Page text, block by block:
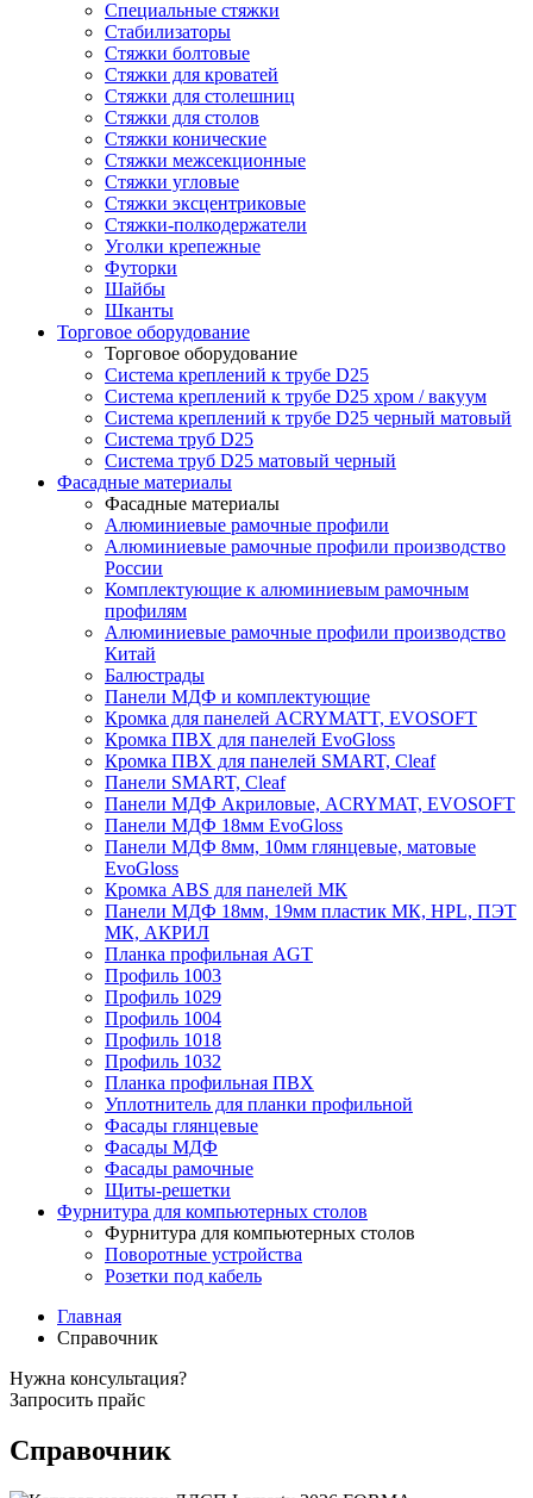
Специальные стяжки
Стабилизаторы
Стяжки болтовые
Стяжки для кроватей
Стяжки для столешниц
Стяжки для столов
Стяжки конические
Стяжки межсекционные
Стяжки угловые
Стяжки эксцентриковые
Стяжки-полкодержатели
Уголки крепежные
Футорки
Шайбы
Шканты
Торговое оборудование
Торговое оборудование
Система креплений к трубе D25
Система креплений к трубе D25 хром / вакуум
Система креплений к трубе D25 черный матовый
Система труб D25
Система труб D25 матовый черный
Фасадные материалы
Фасадные материалы
Алюминиевые рамочные профили
Алюминиевые рамочные профили производство
России
Комплектующие к алюминиевым рамочным
профилям
Алюминиевые рамочные профили производство
Китай
Балюстрады
Панели МДФ и комплектующие
Кромка для панелей ACRYMATT, EVOSOFT
Кромка ПВХ для панелей EvoGloss
Кромка ПВХ для панелей SMART, Cleaf
Панели SMART, Cleaf
Панели МДФ Акриловые, ACRYMAT, EVOSOFT
Панели МДФ 18мм EvoGloss
Панели МДФ 8мм, 10мм глянцевые, матовые
EvoGloss
Кромка ABS для панелей МК
Панели МДФ 18мм, 19мм пластик МК, HPL, ПЭТ
МК, АКРИЛ
Планка профильная AGT
Профиль 1003
Профиль 1029
Профиль 1004
Профиль 1018
Профиль 1032
Планка профильная ПВХ
Уплотнитель для планки профильной
Фасады глянцевые
Фасады МДФ
Фасады рамочные
Щиты-решетки
Фурнитура для компьютерных столов
Фурнитура для компьютерных столов
Поворотные устройства
Розетки под кабель
Главная
Справочник
Нужна консультация?
Запросить прайс
Справочник